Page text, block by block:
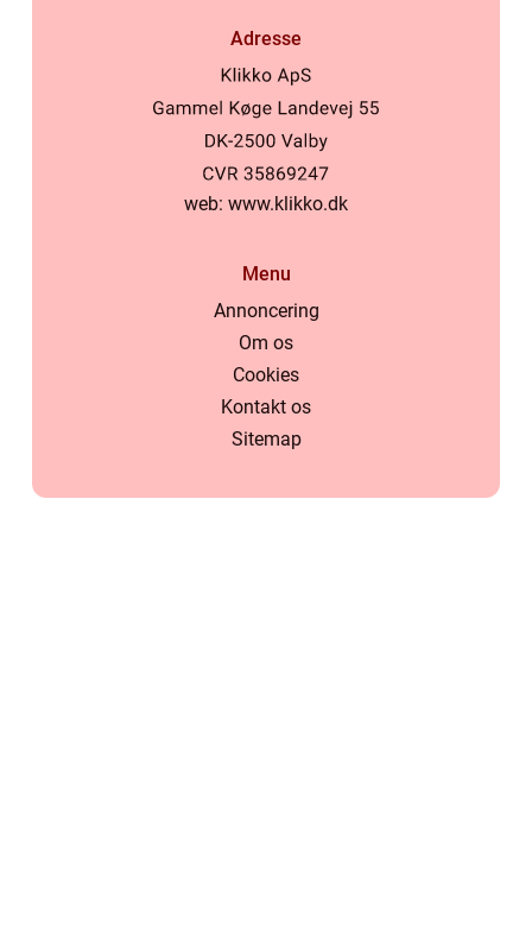
Adresse
web: www.klikko.dk
Menu
Annoncering
Om os
Cookies
Kontakt os
Sitemap